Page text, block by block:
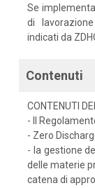
Se
di
indicati da
Contenuti
CONTENUTI
- Il
- Zero
- la gestione
delle materie
catena di